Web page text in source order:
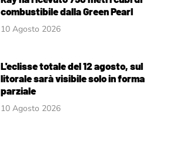
combustibile dalla Green Pearl
10 Agosto 2026
L'eclisse totale del 12 agosto, sul
litorale sarà visibile solo in forma
parziale
10 Agosto 2026